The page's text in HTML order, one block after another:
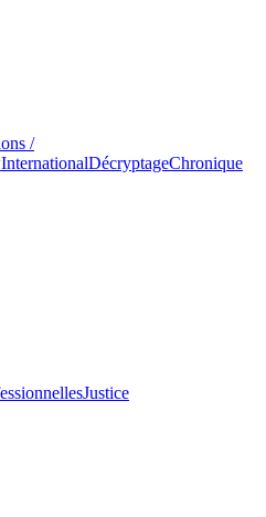
/
InternationalDécryptageChronique
Justice